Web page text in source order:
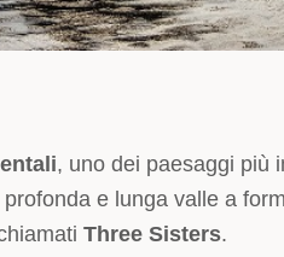
, uno dei paesaggi più
profonda e lunga valle a
Three Sisters.